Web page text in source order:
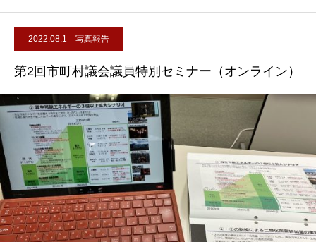
2022.08.1 写真報告
第2回市町村議会議員特別セミナー（オンライン）